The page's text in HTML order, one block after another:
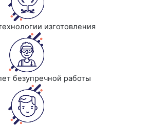
изготовления
безупречной работы